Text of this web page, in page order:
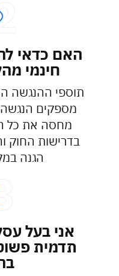
האם כדאי
חינמי
תוספי ההנגשה
מספקים הנגשה
מחסה את כל
בדרישות החוק
הגנה
אני בעל
תדמית